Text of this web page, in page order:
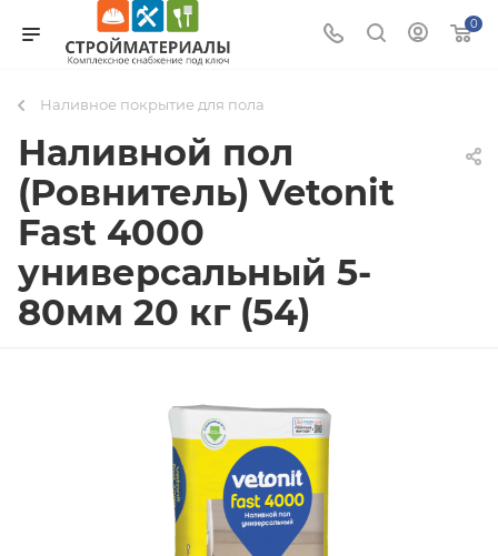
0
Наливное покрытие для пола
Наливной пол
(Ровнитель) Vetonit
Fast 4000
универсальный 5-
80мм 20 кг (54)